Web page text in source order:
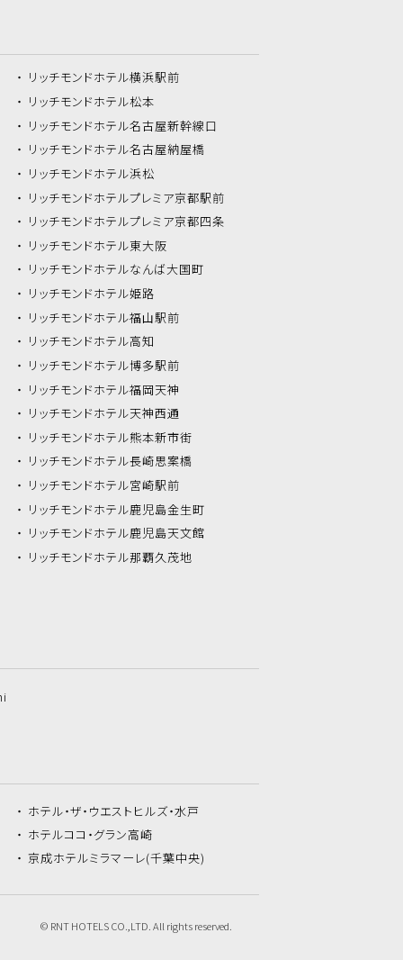
リッチモンドホテル横浜駅前
リッチモンドホテル松本
リッチモンドホテル名古屋新幹線口
リッチモンドホテル名古屋納屋橋
リッチモンドホテル浜松
リッチモンドホテルプレミア京都駅前
リッチモンドホテルプレミア京都四条
リッチモンドホテル東大阪
リッチモンドホテルなんば大国町
リッチモンドホテル姫路
リッチモンドホテル福山駅前
リッチモンドホテル高知
リッチモンドホテル博多駅前
リッチモンドホテル福岡天神
リッチモンドホテル天神西通
リッチモンドホテル熊本新市街
リッチモンドホテル長崎思案橋
リッチモンドホテル宮崎駅前
リッチモンドホテル鹿児島金生町
リッチモンドホテル鹿児島天文館
リッチモンドホテル那覇久茂地
ホテル・ザ・ ウエストヒルズ・水戸
ホテルココ・グラン高崎
京成ホテルミラマーレ(千葉中央)
© RNT HOTELS CO.,LTD. All rights reserved.